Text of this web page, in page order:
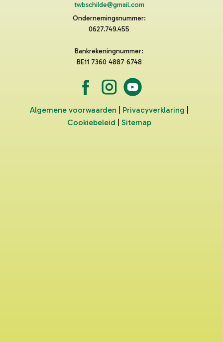
twbschilde@gmail.com
Ondernemingsnummer:
0627.749.455
Bankrekeningnummer:
BE11 7360 4887 6748
Algemene voorwaarden Privacyverklaring
Cookiebeleid
Sitemap